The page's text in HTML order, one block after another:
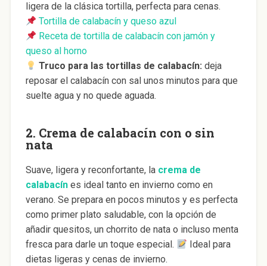
ligera de la clásica tortilla, perfecta para cenas.
Tortilla de calabacín y queso azul
Receta de tortilla de calabacín con jamón y
queso al horno
Truco para las tortillas de calabacín: deja
reposar el calabacín con sal unos minutos para que
suelte agua y no quede aguada.
2. Crema de calabacín con o sin
nata
Suave, ligera y reconfortante, la crema de
calabacín es ideal tanto en invierno como en
verano. Se prepara en pocos minutos y es perfecta
como primer plato saludable, con la opción de
añadir quesitos, un chorrito de nata o incluso menta
fresca para darle un toque especial.
Ideal para
dietas ligeras y cenas de invierno.